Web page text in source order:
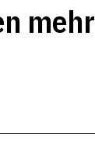
mehr